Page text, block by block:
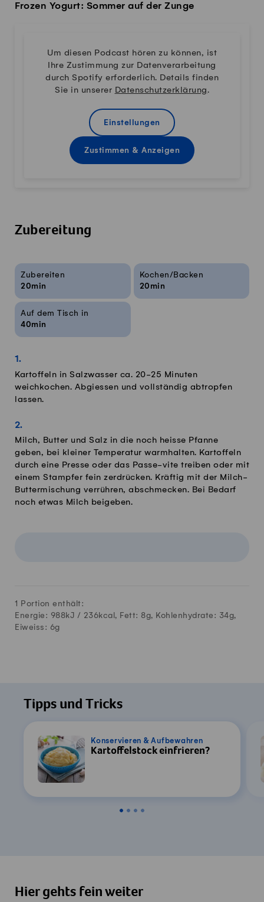
Frozen Yogurt: Sommer auf der Zunge
Um diesen Podcast hören zu können, ist
Ihre Zustimmung zur Datenverarbeitung
durch Spotify erforderlich. Details finden
Sie in unserer Datenschutzerklärung.
Einstellungen
Zustimmen & Anzeigen
Zubereitung
Rezeptinfos
Zubereiten
20min
Kochen/Backen
20min
Auf dem Tisch in
40min
Kartoffeln in Salzwasser ca. 20-25 Minuten
weichkochen. Abgiessen und vollständig abtropfen
lassen.
Milch, Butter und Salz in die noch heisse Pfanne
geben, bei kleiner Temperatur warmhalten. Kartoffeln
durch eine Presse oder das Passe-vite treiben oder mit
einem Stampfer fein zerdrücken. Kräftig mit der Milch-
Buttermischung verrühren, abschmecken. Bei Bedarf
noch etwas Milch beigeben.
1 Portion enthält:
Energie: 988kJ / 236kcal, Fett: 8g, Kohlenhydrate: 34g,
Eiweiss: 6g
Tipps und Tricks
Konservieren & Aufbewahren
Kartoffelstock einfrieren?
Hier gehts fein weiter